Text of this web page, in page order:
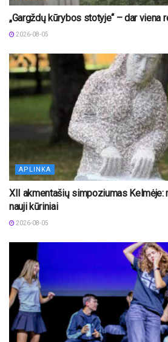
„Gargždų kūrybos stotyje“ – dar viena
2026-08-05
APLINKA
XII akmentašių simpoziumas
nauji kūriniai
2026-08-05